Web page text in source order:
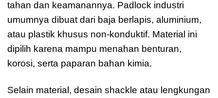
tahan dan keamanannya. Padlock industri
umumnya dibuat dari baja berlapis, aluminium,
atau plastik khusus non-konduktif. Material ini
dipilih karena mampu menahan benturan,
korosi, serta paparan bahan kimia.
Selain material, desain shackle atau lengkungan